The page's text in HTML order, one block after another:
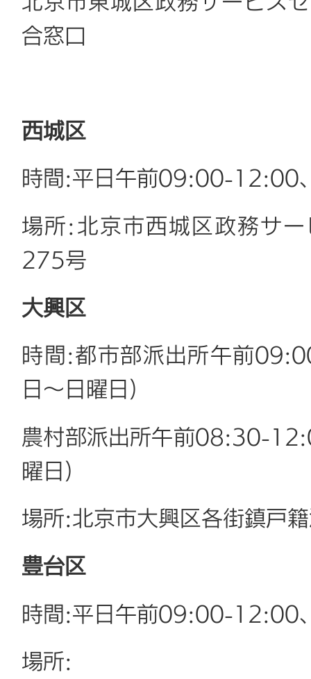
合窓口
西城区
時間:平日午前09:00-
場所:北京市西城区政務サ
275号
大興区
時間:都市部派出所午前
日～日曜日)
農村部派出所午前08:30-
曜日)
場所:北京市大興区各街鎮戸
豊台区
時間:平日午前09:00-
場所: